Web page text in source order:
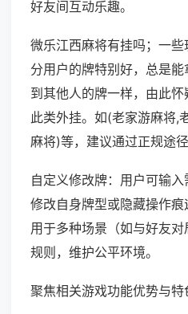
好友间互动乐趣。
微乐江西麻将有挂吗；一
分用户的牌特别好，总是
到其他人的牌一样，由此
此类外挂。如(老家游麻将,
麻将)等，建议通过正规途
自定义修改牌：用户可输入
修改自身牌型或隐藏操作痕
用于多种场景（如与好友
规则，维护公平环境。
聚焦相关游戏功能优势与特